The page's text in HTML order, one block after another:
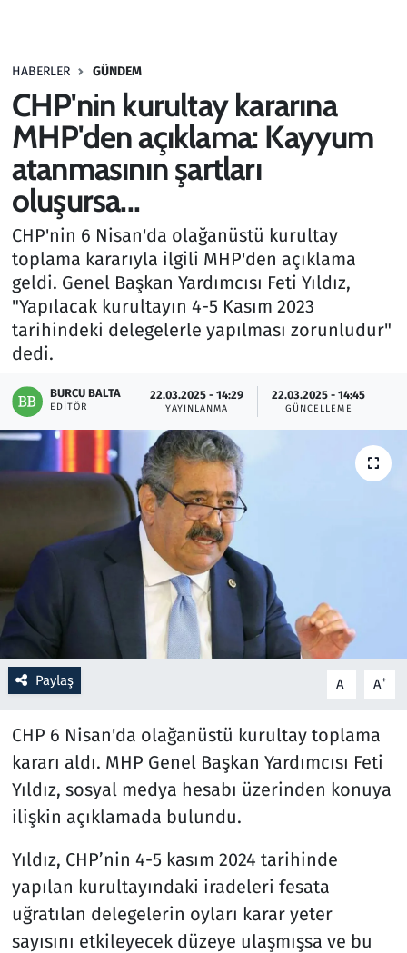
HABERLER GÜNDEM
CHP'nin kurultay kararına
MHP'den açıklama: Kayyum
atanmasının şartları
oluşursa...
CHP'nin 6 Nisan'da olağanüstü kurultay
toplama kararıyla ilgili MHP'den açıklama
geldi. Genel Başkan Yardımcısı Feti Yıldız,
"Yapılacak kurultayın 4-5 Kasım 2023
tarihindeki delegelerle yapılması zorunludur"
dedi.
BURCU BALTA
EDITÖR
22.03.2025 - 14:29
YAYINLANMA
22.03.2025 - 14:45
GÜNCELLEME
Paylaş A- A+
CHP 6 Nisan'da olağanüstü kurultay toplama
kararı aldı. MHP Genel Başkan Yardımcısı Feti
Yıldız, sosyal medya hesabı üzerinden konuya
ilişkin açıklamada bulundu.
Yıldız, CHP’nin 4-5 kasım 2024 tarihinde
yapılan kurultayındaki iradeleri fesata
uğratılan delegelerin oyları karar yeter
sayısını etkileyecek düzeye ulaşmışsa ve bu
Haber
Kültür Sanat
Kurumsal Haberler
Lezzet Durağı
Memur ve Kamu
Otomobil
Oyun
Ramazan
Resmi İlanlar
Rüya Tabirleri
Sağlık
Savunma Sanayi
Seçim 2023
Spor
Teknoloji ve Bilim
Televizyon